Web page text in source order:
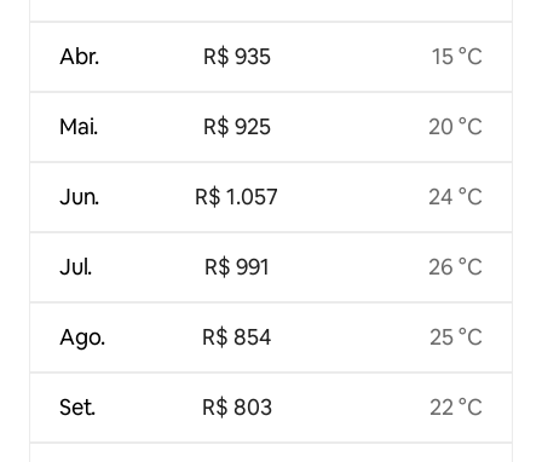
Abr.
Mai.
Jun.
Jul.
Ago.
Set.
R$ 935
R$ 925
R$ 1.057
R$ 991
R$ 854
R$ 803
15 °C
20 °C
24 °C
26 °C
25 °C
22 °C